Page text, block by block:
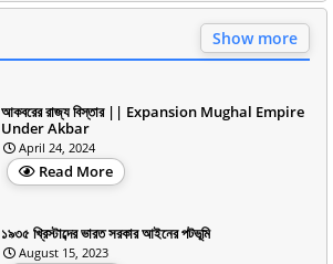
Show more
আকবরের রাজ্য বিস্তার || Expansion Mughal Empire
Under Akbar
April 24, 2024
Read More
১৯৩৫ খ্রিস্টাব্দের ভারত সরকার আইনের পটভূমি
August 15, 2023